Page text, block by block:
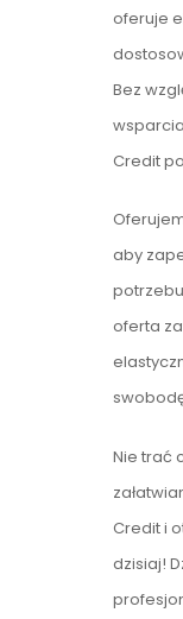
oferuje
Bez
Credit
aby
oferta
Nie trać
Credit i
dzisiaj!